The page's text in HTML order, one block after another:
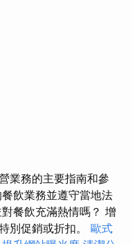
業務的主要指南和參
飲業務並遵守當地法
餐飲充滿熱情嗎？ 增
別促銷或折扣。 歐式